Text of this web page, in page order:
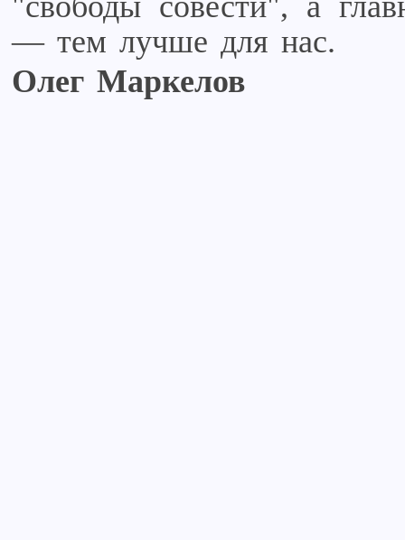
— тем лучше для нас.
Олег Маркелов